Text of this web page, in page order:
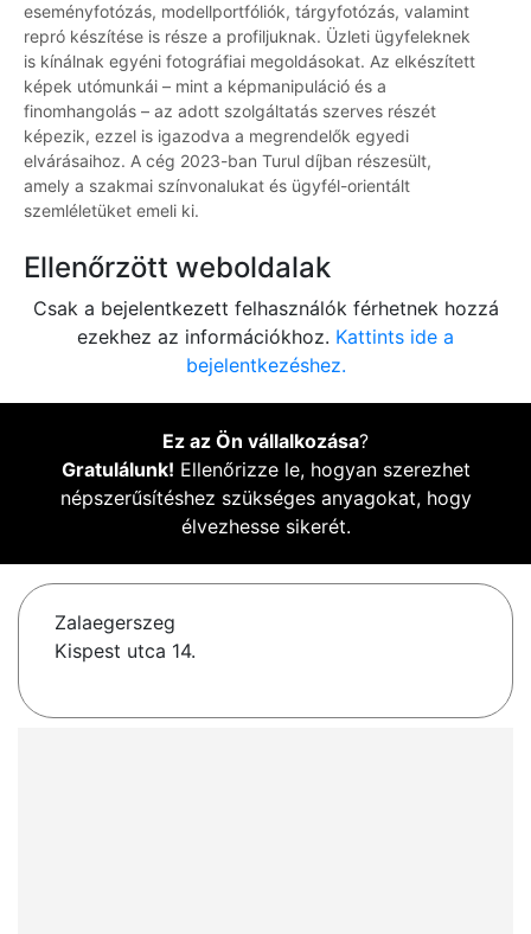
eseményfotózás, modellportfóliók, tárgyfotózás, valamint
repró készítése is része a profiljuknak. Üzleti ügyfeleknek
is kínálnak egyéni fotográfiai megoldásokat. Az elkészített
képek utómunkái – mint a képmanipuláció és a
finomhangolás – az adott szolgáltatás szerves részét
képezik, ezzel is igazodva a megrendelők egyedi
elvárásaihoz. A cég 2023-ban Turul díjban részesült,
amely a szakmai színvonalukat és ügyfél-orientált
szemléletüket emeli ki.
Ellenőrzött weboldalak
Csak a bejelentkezett felhasználók férhetnek hozzá
ezekhez az információkhoz. Kattints ide a
bejelentkezéshez.
Ez az Ön vállalkozása?
Gratulálunk! Ellenőrizze le, hogyan szerezhet
népszerűsítéshez szükséges anyagokat, hogy
élvezhesse sikerét.
Zalaegerszeg
Kispest utca 14.